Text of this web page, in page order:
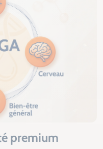
premium